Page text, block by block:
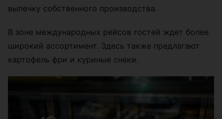
выпечку собственного производства.
В зоне международных рейсов гостей ждет более
широкий ассортимент. Здесь также предлагают
картофель фри и куриные снеки.